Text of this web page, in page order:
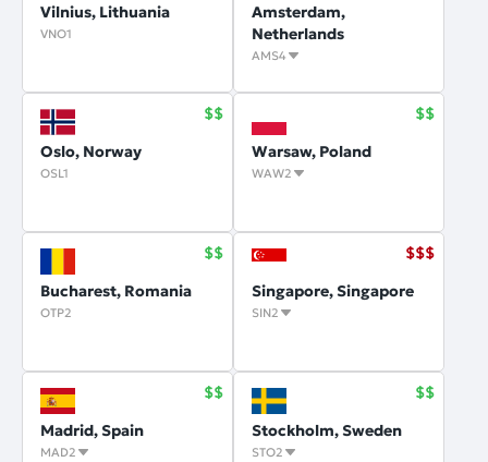
Vilnius, Lithuania
VNO1
Amsterdam,
Netherlands
AMS4
Oslo, Norway
OSL1
Warsaw, Poland
WAW2
Bucharest, Romania
OTP2
Singapore, Singapore
SIN2
Madrid, Spain
MAD2
Stockholm, Sweden
STO2